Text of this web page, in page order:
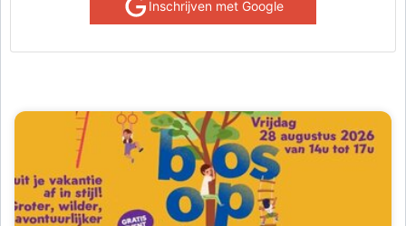
Inschrijven met Google